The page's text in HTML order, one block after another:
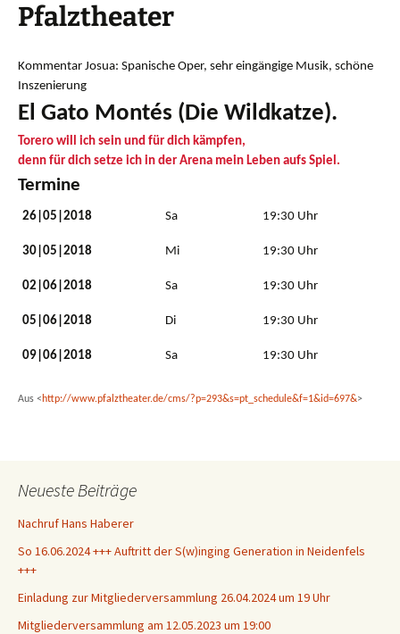
Pfalztheater
Kommentar Josua: Spanische Oper, sehr eingängige Musik, schöne
Inszenierung
El Gato Montés (Die Wildkatze).
Torero will ich sein und für dich kämpfen,
denn für dich setze ich in der Arena mein Leben aufs Spiel.
Termine
26|05|2018 Sa 19:30 Uhr
30|05|2018 Mi 19:30 Uhr
02|06|2018 Sa 19:30 Uhr
05|06|2018 Di 19:30 Uhr
09|06|2018 Sa 19:30 Uhr
Aus < http://www.pfalztheater.de/cms/?p=293&s=pt_schedule&f=1&id=697&>
Neueste Beiträge
Nachruf Hans Haberer
So 16.06.2024 +++ Auftritt der S(w)inging Generation in Neidenfels
+++
Einladung zur Mitgliederversammlung 26.04.2024 um 19 Uhr
Mitgliederversammlung am 12.05.2023 um 19:00